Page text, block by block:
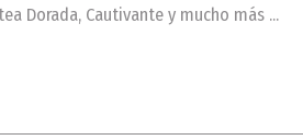
Dorada, Cautivante y mucho más ...